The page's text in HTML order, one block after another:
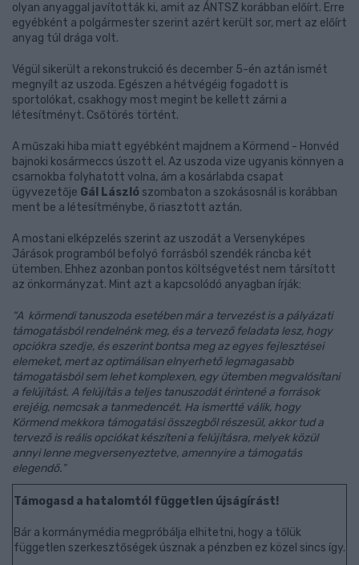
olyan anyaggal javították ki, amit az ÁNTSZ korábban előírt. Erre
egyébként a polgármester szerint azért került sor, mert az előírt
anyag túl drága volt.
Végül sikerült a rekonstrukció és december 5-én aztán ismét
megnyílt az uszoda. Egészen a hétvégéig fogadott is
sportolókat, csakhogy most megint be kellett zárni a
létesítményt. Csőtörés történt.
A műszaki hiba miatt egyébként majdnem a Körmend - Honvéd
bajnoki kosármeccs úszott el. Az uszoda vize ugyanis könnyen a
csarnokba folyhatott volna, ám a kosárlabda csapat
ügyvezetője Gál László szombaton a szokásosnál is korábban
ment be a létesítménybe, ő riasztott aztán.
A mostani elképzelés szerint az uszodát a Versenyképes
Járások programból befolyó forrásból szendék ráncba két
ütemben. Ehhez azonban pontos költségvetést nem társított
az önkormányzat. Mint azt a kapcsolódó anyagban írják:
“A körmendi tanuszoda esetében már a tervezést is a pályázati
támogatásból rendelnénk meg, és a tervező feladata lesz, hogy
opciókra szedje, és eszerint bontsa meg az egyes fejlesztései
elemeket, mert az optimálisan elnyerhető legmagasabb
támogatásból sem lehet komplexen, egy ütemben megvalósítani
a felújítást. A felújítás a teljes tanuszodát érintené a források
erejéig, nemcsak a tanmedencét. Ha ismertté válik, hogy
Körmend mekkora támogatási összegből részesül, akkor tud a
tervező is reális opciókat készíteni a felújításra, melyek közül
annyi lenne megversenyeztetve, amennyire a támogatás
elegendő.”
Támogasd a hatalomtól független újságírást!
Bár a kormánymédia megpróbálja elhitetni, hogy a tőlük
független szerkesztőségek úsznak a pénzben ez közel sincs így.